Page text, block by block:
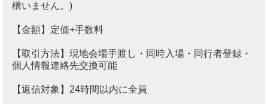
構いません。)
【金額】定価+手数料
【取引方法】現地会場手渡し・同時入場・同行者登録・
個人情報連絡先交換可能
【返信対象】24時間以内に全員